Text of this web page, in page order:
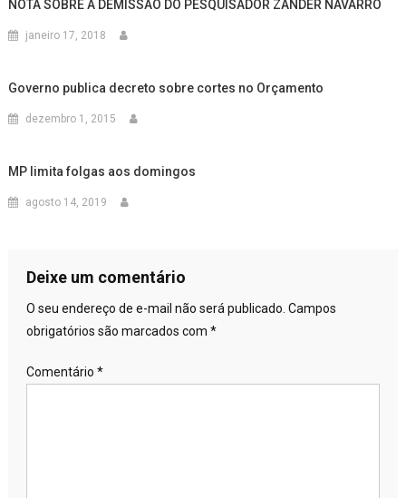
NOTA SOBRE A DEMISSÃO DO PESQUISADOR ZANDER NAVARRO
janeiro 17, 2018
Governo publica decreto sobre cortes no Orçamento
dezembro 1, 2015
MP limita folgas aos domingos
agosto 14, 2019
Deixe um comentário
O seu endereço de e-mail não será publicado. Campos
obrigatórios são marcados com *
Comentário *